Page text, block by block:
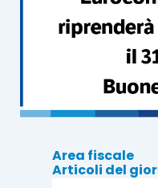
di spesa
l’anno
Direttore
pubblicare
del termine
richiedente;
Area fiscale
Articoli del